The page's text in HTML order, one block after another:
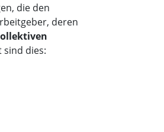
die den
deren
sind dies: